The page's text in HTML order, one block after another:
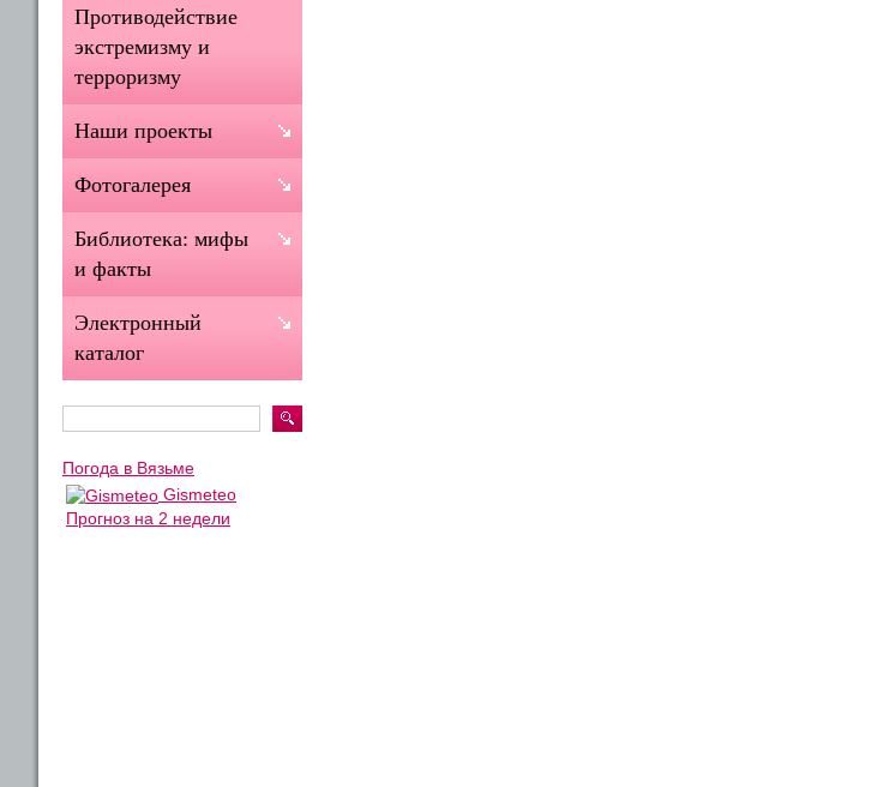
Противодействие
экстремизму и
терроризму
Наши проекты
Фотогалерея
Библиотека: мифы
и факты
Электронный
каталог
Погода в Вязьме
Gismeteo
Прогноз на 2 недели